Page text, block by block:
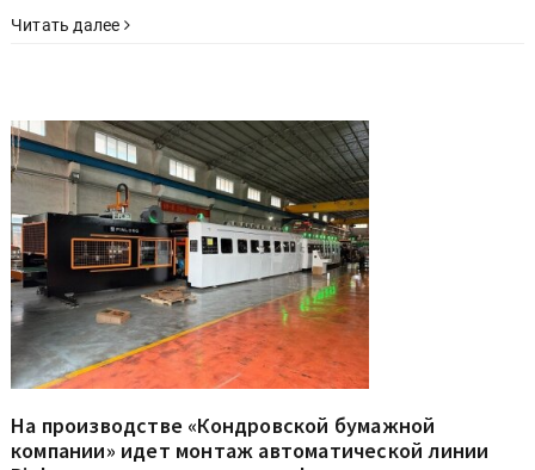
Читать далее
На производстве «Кондровской бумажной
компании» идет монтаж автоматической линии